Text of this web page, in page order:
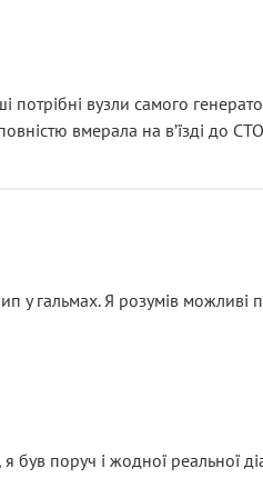
потрібні вузли самого
вмерала на вʼїзді до
у гальмах. Я розумів
був поруч і жодної